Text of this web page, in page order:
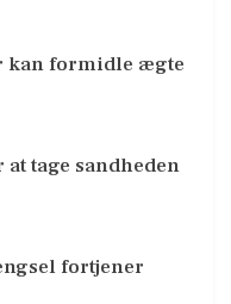
kan formidle ægte
tage sandheden
fortjener